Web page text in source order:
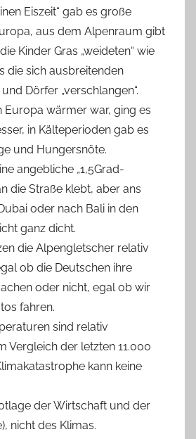
Eiszeit“ gab es große
aus dem Alpenraum gibt
Kinder Gras „weideten“ wie
die sich ausbreitenden
Dörfer „verschlangen“.
Europa wärmer war, ging es
in Kälteperioden gab es
und Hungersnöte.
angebliche „1,5Grad-
die Straße klebt, aber ans
oder nach Bali in den
ganz dicht.
die Alpengletscher relativ
ob die Deutschen ihre
oder nicht, egal ob wir
fahren.
sind relativ
Vergleich der letzten 11.000
kann keine
der Wirtschaft und der
nicht des Klimas.